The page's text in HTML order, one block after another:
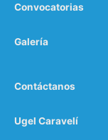
Convocatorias
Galería
Contáctanos
Ugel Caravelí